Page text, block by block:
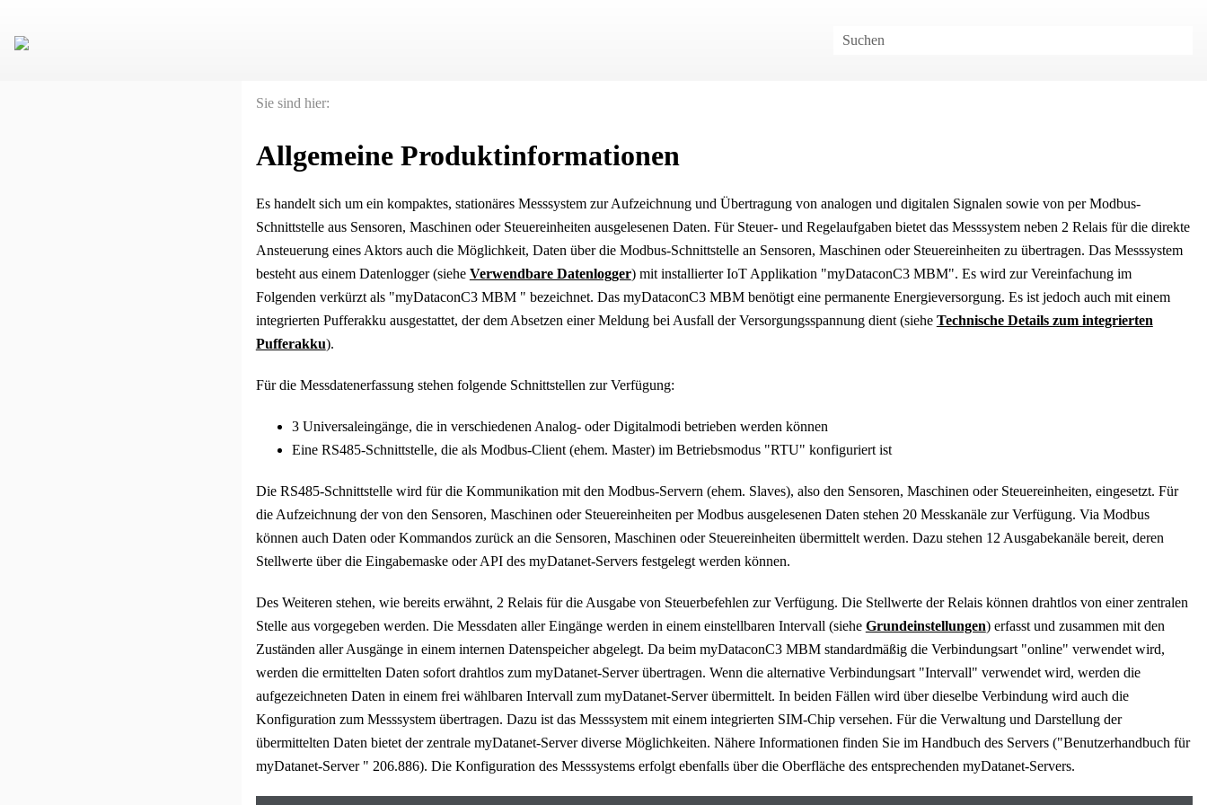
Sie sind hier:
Allgemeine Produktinformationen
Es handelt sich um ein kompaktes, stationäres Messsystem zur Aufzeichnung und Übertragung von analogen und digitalen Signalen sowie von per Modbus-
Schnittstelle aus Sensoren, Maschinen oder Steuereinheiten ausgelesenen Daten. Für Steuer- und Regelaufgaben bietet das Messsystem neben 2 Relais für die direkte
Ansteuerung eines Aktors auch die Möglichkeit, Daten über die Modbus-Schnittstelle an Sensoren, Maschinen oder Steuereinheiten zu übertragen. Das Messsystem
besteht aus einem Datenlogger (siehe Verwendbare Datenlogger) mit installierter IoT Applikation "myDataconC3 MBM". Es wird zur Vereinfachung im
Folgenden verkürzt als "myDataconC3 MBM " bezeichnet. Das myDataconC3 MBM benötigt eine permanente Energieversorgung. Es ist jedoch auch mit einem
integrierten Pufferakku ausgestattet, der dem Absetzen einer Meldung bei Ausfall der Versorgungsspannung dient (siehe Technische Details zum integrierten
Pufferakku).
Für die Messdatenerfassung stehen folgende Schnittstellen zur Verfügung:
3 Universaleingänge, die in verschiedenen Analog- oder Digitalmodi betrieben werden können
Eine RS485-Schnittstelle, die als Modbus-Client (ehem. Master) im Betriebsmodus "RTU" konfiguriert ist
Die RS485-Schnittstelle wird für die Kommunikation mit den Modbus-Servern (ehem. Slaves), also den Sensoren, Maschinen oder Steuereinheiten, eingesetzt. Für
die Aufzeichnung der von den Sensoren, Maschinen oder Steuereinheiten per Modbus ausgelesenen Daten stehen 20 Messkanäle zur Verfügung. Via Modbus
können auch Daten oder Kommandos zurück an die Sensoren, Maschinen oder Steuereinheiten übermittelt werden. Dazu stehen 12 Ausgabekanäle bereit, deren
Stellwerte über die Eingabemaske oder API des myDatanet-Servers festgelegt werden können.
Des Weiteren stehen, wie bereits erwähnt, 2 Relais für die Ausgabe von Steuerbefehlen zur Verfügung. Die Stellwerte der Relais können drahtlos von einer zentralen
Stelle aus vorgegeben werden. Die Messdaten aller Eingänge werden in einem einstellbaren Intervall (siehe Grundeinstellungen) erfasst und zusammen mit den
Zuständen aller Ausgänge in einem internen Datenspeicher abgelegt. Da beim myDataconC3 MBM standardmäßig die Verbindungsart "online" verwendet wird,
werden die ermittelten Daten sofort drahtlos zum myDatanet-Server übertragen. Wenn die alternative Verbindungsart "Intervall" verwendet wird, werden die
aufgezeichneten Daten in einem frei wählbaren Intervall zum myDatanet-Server übermittelt. In beiden Fällen wird über dieselbe Verbindung wird auch die
Konfiguration zum Messsystem übertragen. Dazu ist das Messsystem mit einem integrierten SIM-Chip versehen. Für die Verwaltung und Darstellung der
übermittelten Daten bietet der zentrale myDatanet-Server diverse Möglichkeiten. Nähere Informationen finden Sie im Handbuch des Servers ("Benutzerhandbuch für
myDatanet-Server " 206.886). Die Konfiguration des Messsystems erfolgt ebenfalls über die Oberfläche des entsprechenden myDatanet-Servers.